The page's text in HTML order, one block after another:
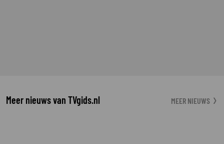
Meer nieuws van TVgids.nl MEER NIEUWS